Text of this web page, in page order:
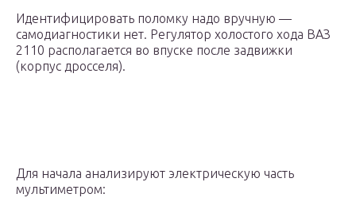
Идентифицировать поломку надо вручную —
самодиагностики нет. Регулятор холостого хода ВАЗ
2110 располагается во впуске после задвижки
(корпус дросселя).
Для начала анализируют электрическую часть
мультиметром: